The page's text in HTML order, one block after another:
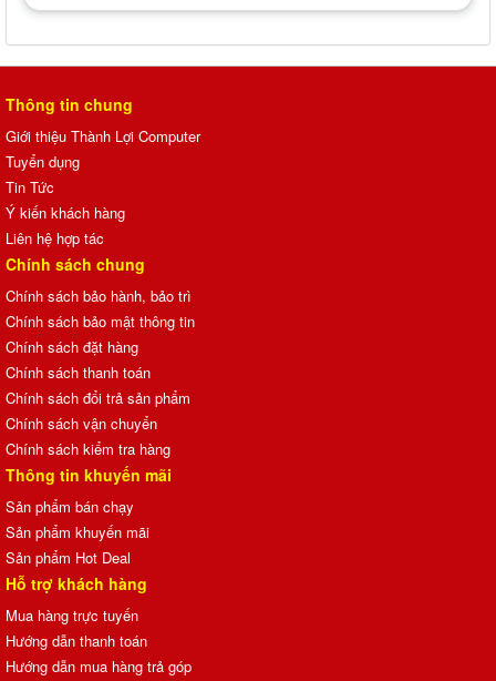
Thông tin chung
Giới thiệu Thành Lợi Computer
Tuyển dụng
Tin Tức
Ý kiến khách hàng
Liên hệ hợp tác
Chính sách chung
Chính sách bảo hành, bảo trì
Chính sách bảo mật thông tin
Chính sách đặt hàng
Chính sách thanh toán
Chính sách đổi trả sản phẩm
Chính sách vận chuyển
Chính sách kiểm tra hàng
Thông tin khuyến mãi
Sản phẩm bán chạy
Sản phẩm khuyến mãi
Sản phẩm Hot Deal
Hỗ trợ khách hàng
Mua hàng trực tuyến
Hướng dẫn thanh toán
Hướng dẫn mua hàng trả góp